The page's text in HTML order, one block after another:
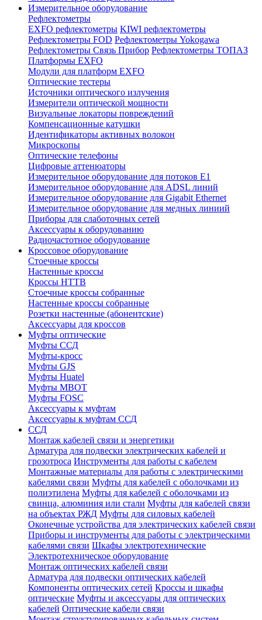
Измерительное оборудование
Рефлектометры
EXFO рефлектометры KIWI рефлектометры
Рефлектометры FOD Рефлектометры Yokogawa
Рефлектометры Связь Прибор Рефлектометры ТОПАЗ
Платформы EXFO
Модули для платформ EXFO
Оптические тестеры
Источники оптического излучения
Измерители оптической мощности
Визуальные локаторы повреждений
Компенсационные катушки
Идентификаторы активных волокон
Микроскопы
Оптические телефоны
Цифровые аттенюаторы
Измерительное оборудование для потоков Е1
Измерительное оборудование для ADSL линий
Измерительное оборудование для Gigabit Ethernet
Измерительное оборудование для медных линиий
Приборы для слаботочных сетей
Аксессуары к оборудованию
Радиочастотное оборудование
Кроссовое оборудование
Стоечные кроссы
Настенные кроссы
Кроссы HTTB
Стоечные кроссы собранные
Настенные кроссы собранные
Розетки настенные (абонентские)
Аксессуары для кроссов
Муфты оптические
Муфты ССД
Муфты-кросс
Муфты GJS
Муфты Huatel
Муфты МВОТ
Муфты FOSC
Аксессуары к муфтам
Аксессуары к муфтам ССД
ССД
Монтаж кабелей связи и энергетики
Арматура для подвески электрических кабелей и
грозотроса Инструменты для работы с кабелем
Монтажные материалы для работы с электрическими
кабелями связи Муфты для кабелей с оболочками из
полиэтилена Муфты для кабелей с оболочками из
свинца, алюминия или стали Муфты для кабелей связи
на объектах РЖД Муфты для силовых кабелей
Оконечные устройства для электрических кабелей связи
Приборы и инструменты для работы с электрическими
кабелями связи Шкафы электротехнические
Электротехническое оборудование
Монтаж оптических кабелей связи
Арматура для подвески оптических кабелей
Компоненты оптических сетей Кроссы и шкафы
оптические Муфты и аксессуары для оптических
кабелей Оптические кабели связи